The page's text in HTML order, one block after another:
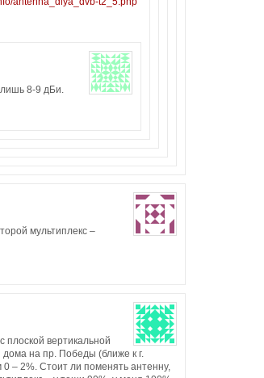
8-9 дБи.
мультиплекс –
плоской вертикальной
дома на пр. Победы (ближе к г.
– 2%. Стоит ли поменять антенну,